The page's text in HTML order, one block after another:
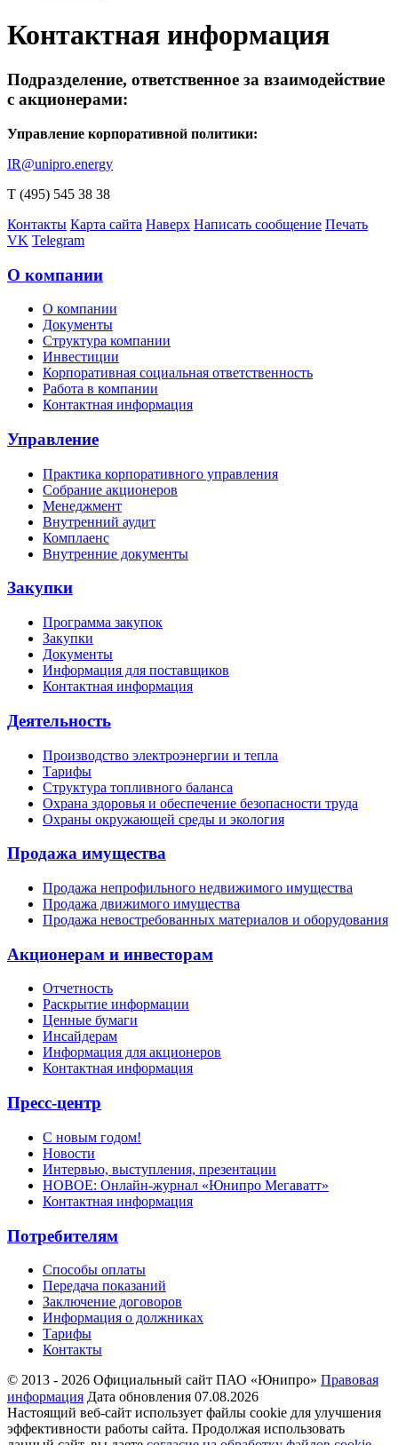
Контактная информация
Подразделение, ответственное за взаимодействие
с акционерами:
Управление корпоративной политики:
IR@unipro.energy
Т (495) 545 38 38
Контакты Карта сайта Наверх Написать сообщение Печать
VK Telegram
О компании
О компании
Документы
Структура компании
Инвестиции
Корпоративная социальная ответственность
Работа в компании
Контактная информация
Управление
Практика корпоративного управления
Собрание акционеров
Менеджмент
Внутренний аудит
Комплаенс
Внутренние документы
Закупки
Программа закупок
Закупки
Документы
Информация для поставщиков
Контактная информация
Деятельность
Производство электроэнергии и тепла
Тарифы
Структура топливного баланса
Охрана здоровья и обеспечение безопасности труда
Охраны окружающей среды и экология
Продажа имущества
Продажа непрофильного недвижимого имущества
Продажа движимого имущества
Продажа невостребованных материалов и оборудования
Акционерам и инвесторам
Отчетность
Раскрытие информации
Ценные бумаги
Инсайдерам
Информация для акционеров
Контактная информация
Пресс-центр
С новым годом!
Новости
Интервью, выступления, презентации
НОВОЕ: Онлайн-журнал «Юнипро Мегаватт»
Контактная информация
Потребителям
Способы оплаты
Передача показаний
Заключение договоров
Информация о должниках
Тарифы
Контакты
© 2013 - 2026 Официальный сайт ПАО «Юнипро» Правовая
информация Дата обновления 07.08.2026
Настоящий веб-сайт использует файлы cookie для улучшения
эффективности работы сайта. Продолжая использовать